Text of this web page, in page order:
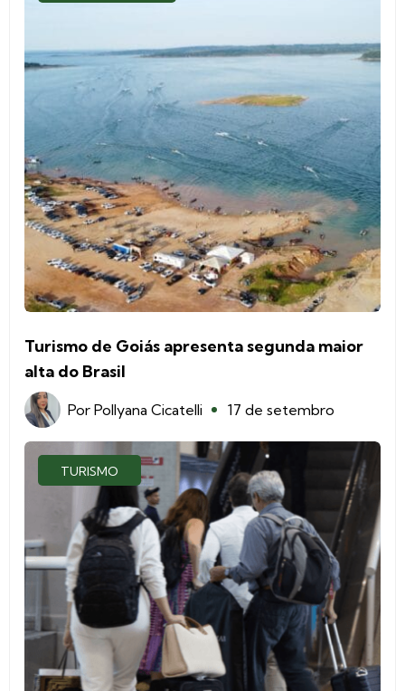
Turismo de Goiás apresenta segunda maior
alta do Brasil
Por Pollyana Cicatelli 17 de setembro
TURISMO